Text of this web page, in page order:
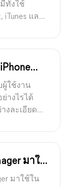
ทั้งใช้
iTunes และ
ใช้งาน
างไรได้
งละเอียด
มาใช้
มาใช้ใน